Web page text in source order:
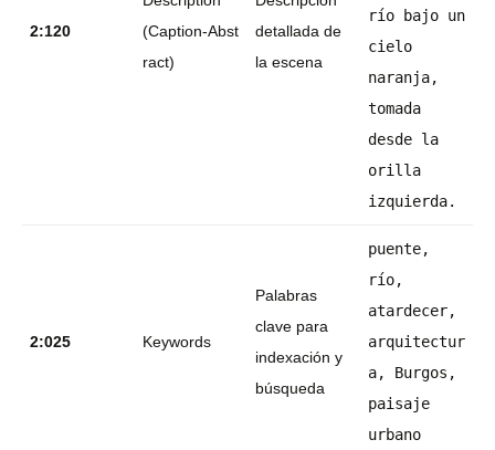
2:120
(Caption‑Abst
ract)
detallada de
la escena
río bajo un
cielo
naranja,
tomada
desde la
orilla
izquierda.
2:025 Keywords
Palabras
clave para
indexación y
búsqueda
puente,
río,
atardecer,
arquitectur
a, Burgos,
paisaje
urbano